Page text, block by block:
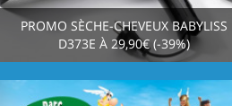
PROMO SÈCHE-CHEVEUX BABYLISS
D373E À 29,90€ (-39%)